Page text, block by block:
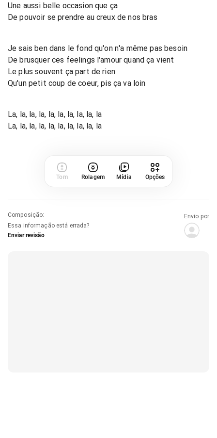
Une aussi belle occasion que ça
De pouvoir se prendre au creux de nos bras
Je sais ben dans le fond qu'on n'a même pas besoin
De brusquer ces feelings l'amour quand ça vient
Le plus souvent ça part de rien
Qu'un petit coup de coeur, pis ça va loin
La, la, la, la, la, la, la, la, la, la
La, la, la, la, la, la, la, la, la, la
Tom Rolagem Mídia Opções
Composição:
Essa informação está errada?
Enviar revisão
Envio por